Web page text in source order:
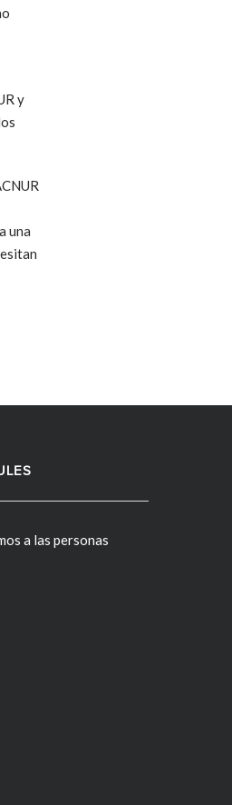
y
una
a las personas